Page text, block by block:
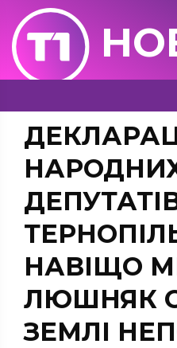
НАВІЩО
ЛЮШНЯК
ЗЕМЛІ